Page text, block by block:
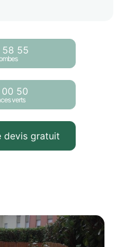
55
50
verts
devis gratuit